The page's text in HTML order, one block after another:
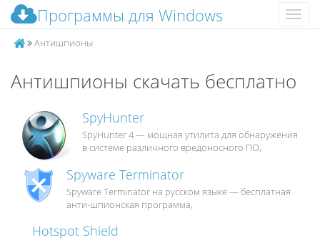
Меню
Программы для Windows
Антишпионы
Антишпионы скачать бесплатно
SpyHunter
SpyHunter 4 — мощная утилита для обнаружения
в системе различного вредоносного ПО,
Spyware Terminator
Spyware Terminator на русском языке — бесплатная
анти-шпионская программа,
Hotspot Shield